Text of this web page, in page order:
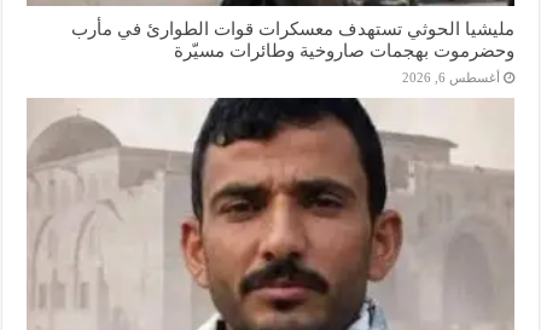
مليشيا الحوثي تستهدف معسكرات قوات الطوارئ في مأرب
وحضرموت بهجمات صاروخية وطائرات مسيّرة
أغسطس 6, 2026